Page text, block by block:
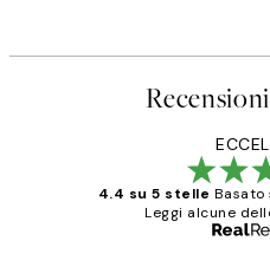
4.4 su 5 stelle Basato
Leggi alcune